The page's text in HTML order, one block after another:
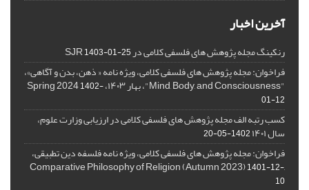
آخرین اخبار
رنکینگ مجله پژوهش های فلسفی کلامی در SJR1403-01-25
فراخوان: مجله پژوهش های فلسفی کلامی، ویژه نامه « ذهن، بدن و آگاهی»،
"Mind, Body, and Consciousness"، بهار ۱۴۰۳، Spring 2024
1402-
01-12
کسب رتبه الف مجله پژوهش های فلسفی کلامی در ارزیابی وزارت علوم،
سال ۱۴۰۱ 1402-05-20
فراخوان: مجله پژوهش های فلسفی کلامی، ویژه نامه فلسفه دین تطبیقی،
,Comparative Philosophy of Religion (Autumn 2023)
1401-12-
10